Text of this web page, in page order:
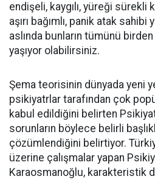
endişeli, kaygılı, yüreği sürekli
aşırı bağımlı, panik atak
aslında bunların tümünü
yaşıyor olabilirsiniz.
Şema teorisinin dünyada yeni
psikiyatrlar tarafından çok
kabul edildiğini belirten
sorunların böylece belirli
çözümlendiğini belirtiyor.
üzerine çalışmalar yapan
Karaosmanoğlu, karakteristik